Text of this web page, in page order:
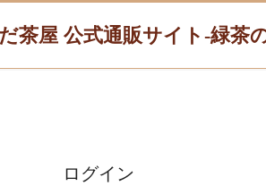
茶屋 公式通販サイト-緑茶
ログイン